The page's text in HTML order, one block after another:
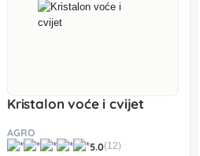
Kristalon voće i cvijet
AGRO
5.0(12)